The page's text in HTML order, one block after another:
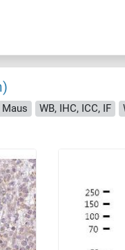
WB, IHC, ICC, IF